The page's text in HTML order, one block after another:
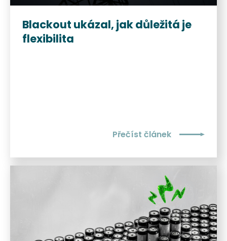
Blackout ukázal, jak důležitá je
flexibilita
Přečíst článek